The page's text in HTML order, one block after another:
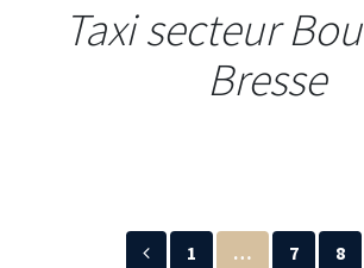
Taxi secteur
Bresse
1 … 7 8